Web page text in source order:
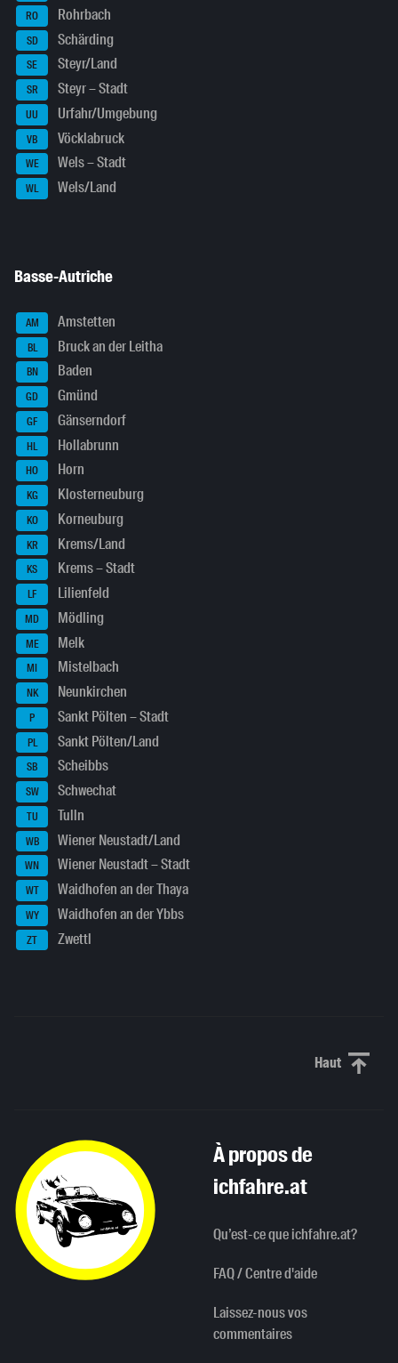
RO Rohrbach
SD Schärding
SE Steyr/Land
SR Steyr – Stadt
UU Urfahr/Umgebung
VB Vöcklabruck
WE Wels – Stadt
WL Wels/Land
Basse-Autriche
AM Amstetten
BL Bruck an der Leitha
BN Baden
GD Gmünd
GF Gänserndorf
HL Hollabrunn
HO Horn
KG Klosterneuburg
KO Korneuburg
KR Krems/Land
KS Krems – Stadt
LF Lilienfeld
MD Mödling
ME Melk
MI Mistelbach
NK Neunkirchen
P Sankt Pölten – Stadt
PL Sankt Pölten/Land
SB Scheibbs
SW Schwechat
TU Tulln
WB Wiener Neustadt/Land
WN Wiener Neustadt – Stadt
WT Waidhofen an der Thaya
WY Waidhofen an der Ybbs
ZT Zwettl
HautHaut de
À propos de
ichfahre.at
Qu’est-ce que ichfahre.at?
FAQ / Centre d'aide
Laissez-nous vos
commentaires